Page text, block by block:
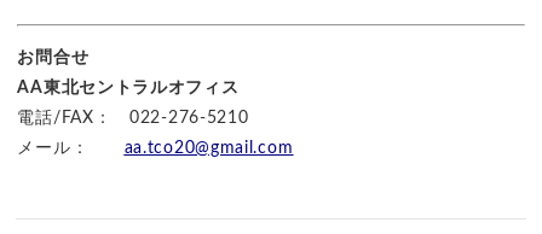
お問合せ
AA東北セントラルオフィス
電話/FAX： 022-276-5210
メール： aa.tco20@gmail.com